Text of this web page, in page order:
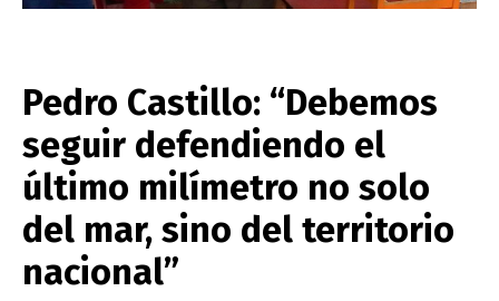
Pedro Castillo: “Debemos
seguir defendiendo el
último milímetro no solo
del mar, sino del territorio
nacional”